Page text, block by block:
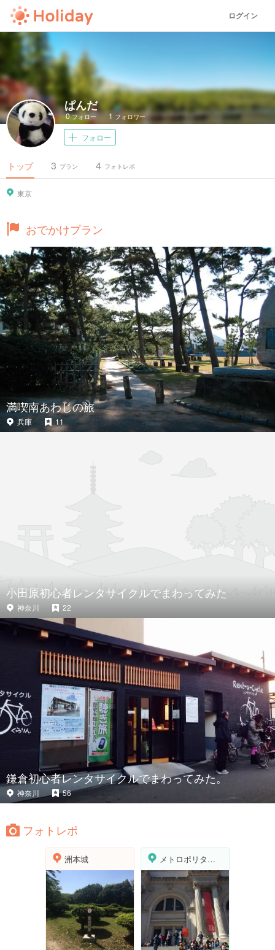
ログイン
ぱんだ
0フォロー 1 フォロワー
フォロー
トップ プラン
3 フォトレポ
4
東京
おでかけプラン
満喫南あわじの旅
兵庫 11
小田原初心者レンタサイクルでまわってみた
神奈川 22
鎌倉初心者レンタサイクルでまわってみた。
神奈川 56
フォトレポ
洲本城 メトロポリタン美術館